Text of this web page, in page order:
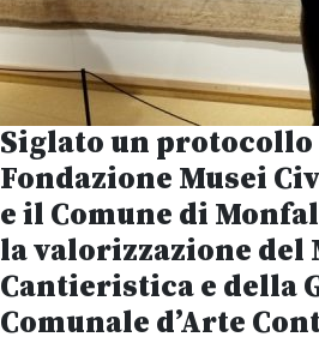
Siglato un
Fondazione Musei
e il Comune di
lavalorizzazione del
Cantieristica e della
Comunale d’Arte